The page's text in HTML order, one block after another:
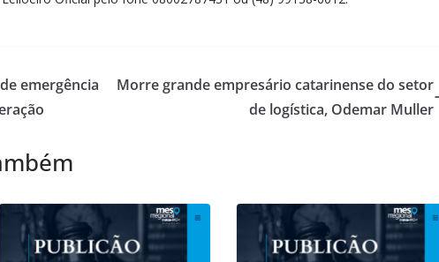
emergência
Morre grande empresário catarinense do setor
de logística, Odemar Muller